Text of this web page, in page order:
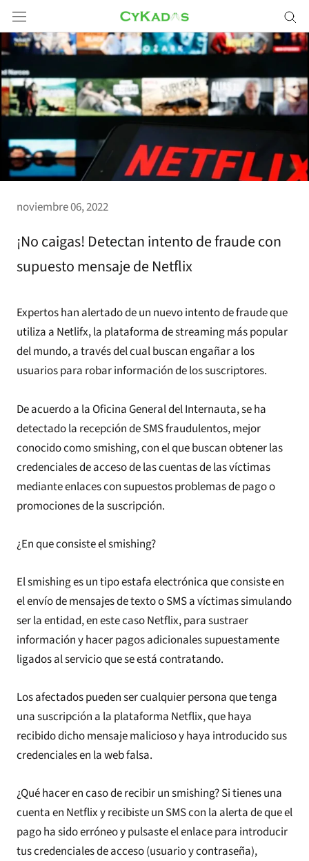
Saltar
a
contenido
noviembre 06, 2022
¡No caigas! Detectan intento de fraude con
supuesto mensaje de Netflix
Expertos han alertado de un nuevo intento de fraude que
utiliza a Netlifx, la plataforma de streaming más popular
del mundo, a través del cual buscan engañar a los
usuarios para robar información de los suscriptores.
De acuerdo a la Oficina General del Internauta, se ha
detectado la recepción de SMS fraudulentos, mejor
conocido como smishing, con el que buscan obtener las
credenciales de acceso de las cuentas de las víctimas
mediante enlaces con supuestos problemas de pago o
promociones de la suscripción.
¿En que consiste el smishing?
El smishing es un tipo estafa electrónica que consiste en
el envío de mensajes de texto o SMS a víctimas simulando
ser la entidad, en este caso Netflix, para sustraer
información y hacer pagos adicionales supuestamente
ligados al servicio que se está contratando.
Los afectados pueden ser cualquier persona que tenga
una suscripción a la plataforma Netflix, que haya
recibido dicho mensaje malicioso y haya introducido sus
credenciales en la web falsa.
¿Qué hacer en caso de recibir un smishing? Si tienes una
cuenta en Netflix y recibiste un SMS con la alerta de que el
pago ha sido erróneo y pulsaste el enlace para introducir
tus credenciales de acceso (usuario y contraseña),